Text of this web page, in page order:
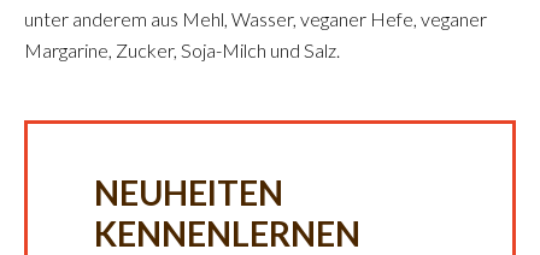
unter anderem aus Mehl, Wasser, veganer Hefe, veganer
Margarine, Zucker, Soja-Milch und Salz.
NEUHEITEN
KENNENLERNEN